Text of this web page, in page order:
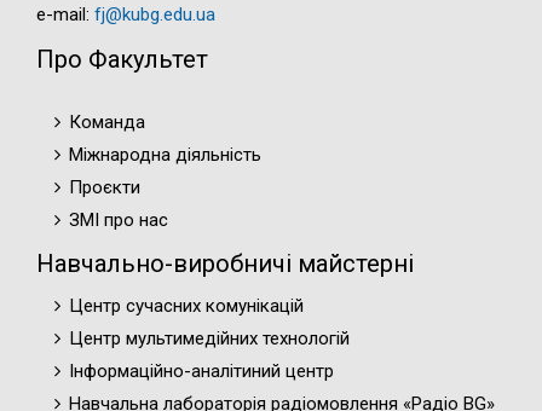
e-mail: fj@kubg.edu.ua
Про Факультет
Команда
Міжнародна діяльність
Проєкти
ЗМІ про нас
Навчально-виробничі майстерні
Центр сучасних комунікацій
Центр мультимедійних технологій
Інформаційно-аналітиний центр
Навчальна лабораторія радіомовлення «Радіо BG»